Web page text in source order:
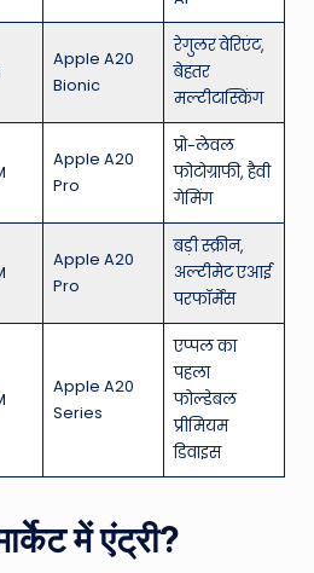
Apple A20
Bionic
रेगुलर वेरिएंट,
बेहतर
मल्टीटास्किंग
Apple A20
Pro
प्रो-लेवल
फोटोग्राफी, हैवी
गेमिंग
Apple A20
Pro
बड़ी स्क्रीन,
अल्टीमेट एआई
परफॉर्मेंस
Apple A20
Series
एप्पल का
पहला
फोल्डेबल
प्रीमियम
डिवाइस
में एंट्री?